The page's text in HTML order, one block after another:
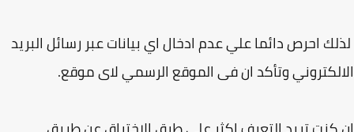
احرص دائما علي عدم ادخال اي بيانات عبر رسائل البريد
وتأكد ان فى الموقع الرسمي لاى موقع.